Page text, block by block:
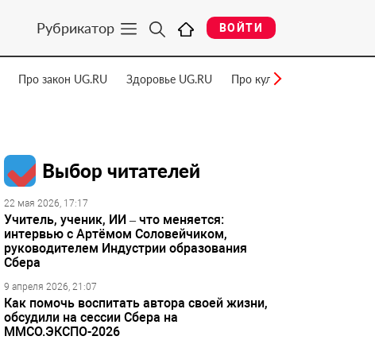
Рубрикатор ВОЙТИ
Про закон UG.RU Здоровье UG.RU Про культуру UG.RU
Выбор читателей
22 мая 2026, 17:17
Учитель, ученик, ИИ – что меняется:
интервью с Артёмом Соловейчиком,
руководителем Индустрии образования
Сбера
9 апреля 2026, 21:07
Как помочь воспитать автора своей жизни,
обсудили на сессии Сбера на
ММСО.ЭКСПО-2026